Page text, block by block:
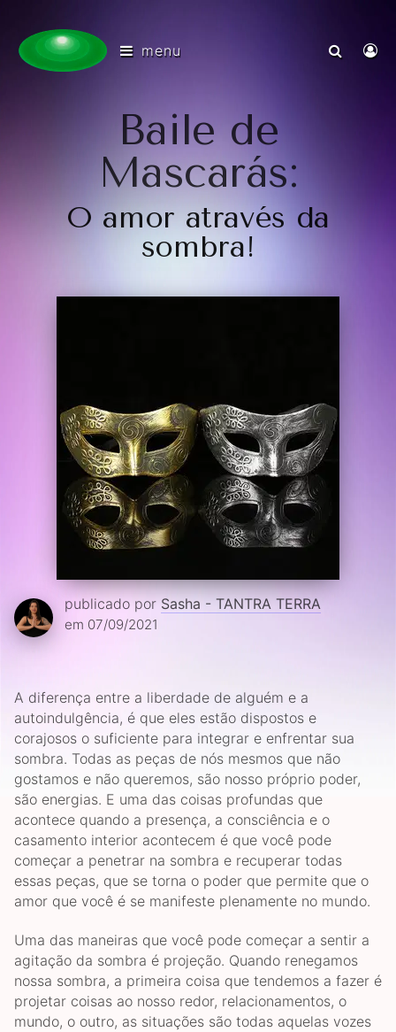
menu
Baile de
Mascarás:
O amor através da
sombra!
publicado por Sasha - TANTRA TERRA
em 07/09/2021
A diferença entre a liberdade de alguém e a
autoindulgência, é que eles estão dispostos e
corajosos o suficiente para integrar e enfrentar sua
sombra. Todas as peças de nós mesmos que não
gostamos e não queremos, são nosso próprio poder,
são energias. E uma das coisas profundas que
acontece quando a presença, a consciência e o
casamento interior acontecem é que você pode
começar a penetrar na sombra e recuperar todas
essas peças, que se torna o poder que permite que o
amor que você é se manifeste plenamente no mundo.
Uma das maneiras que você pode começar a sentir a
agitação da sombra é projeção. Quando renegamos
nossa sombra, a primeira coisa que tendemos a fazer é
projetar coisas ao nosso redor, relacionamentos, o
mundo, o outro, as situações são todas aquelas vozes